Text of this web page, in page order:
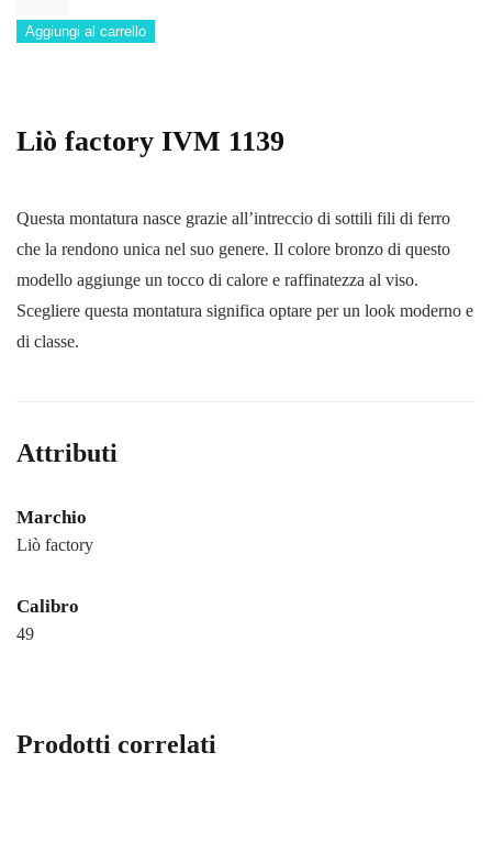
quantità
Aggiungi al carrello
Liò factory IVM 1139
Questa montatura nasce grazie all’intreccio di sottili fili di ferro
che la rendono unica nel suo genere. Il colore bronzo di questo
modello aggiunge un tocco di calore e raffinatezza al viso.
Scegliere questa montatura significa optare per un look moderno e
di classe.
Attributi
Marchio
Liò factory
Calibro
49
Prodotti correlati